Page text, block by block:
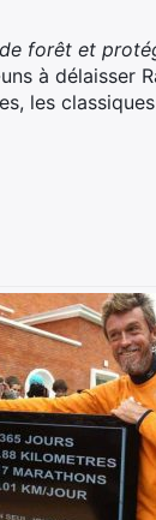
forêt et
à délaisser
les